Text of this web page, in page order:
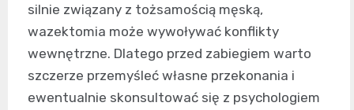
silnie związany z tożsamością męską,
wazektomia może wywoływać konflikty
wewnętrzne. Dlatego przed zabiegiem warto
szczerze przemyśleć własne przekonania i
ewentualnie skonsultować się z psychologiem